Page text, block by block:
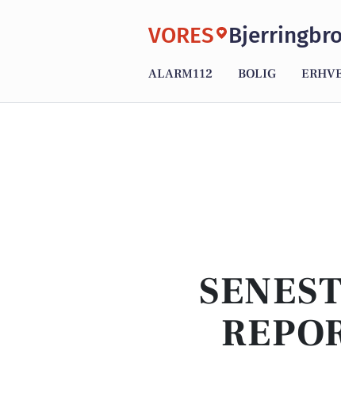
VORES
ALARM112 BOLIG